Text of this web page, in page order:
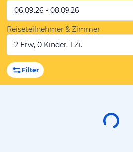
06.09.26 - 08.09.26
Reiseteilnehmer & Zimmer
2 Erw, 0 Kinder, 1 Zi.
Filter